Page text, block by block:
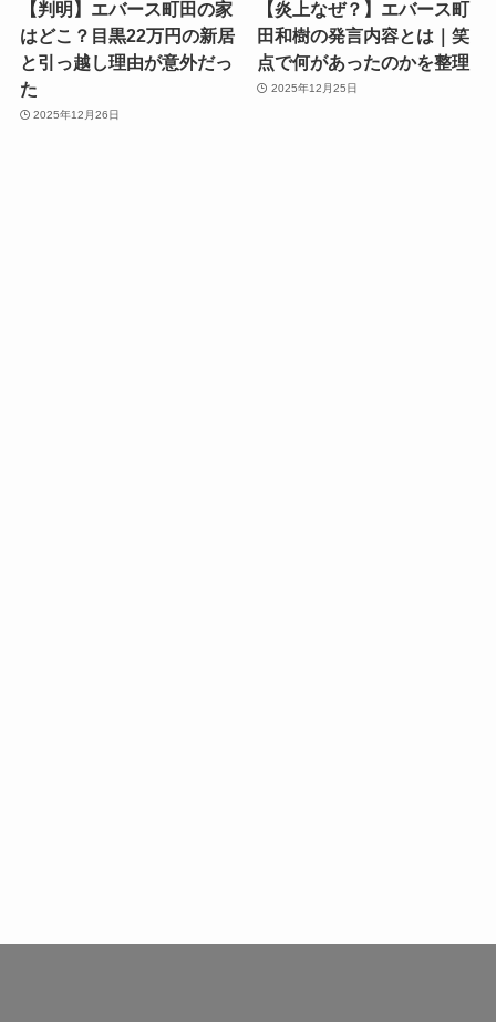
【判明】エバース町田の家
はどこ？目黒22万円の新居
と引っ越し理由が意外だっ
た
2025年12月26日
【炎上なぜ？】エバース町
田和樹の発言内容とは｜笑
点で何があったのかを整理
2025年12月25日